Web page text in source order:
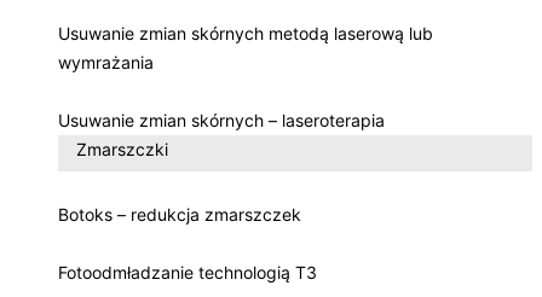
Usuwanie zmian skórnych metodą laserową lub
wymrażania
Usuwanie zmian skórnych – laseroterapia
Zmarszczki
Botoks – redukcja zmarszczek
Fotoodmładzanie technologią T3